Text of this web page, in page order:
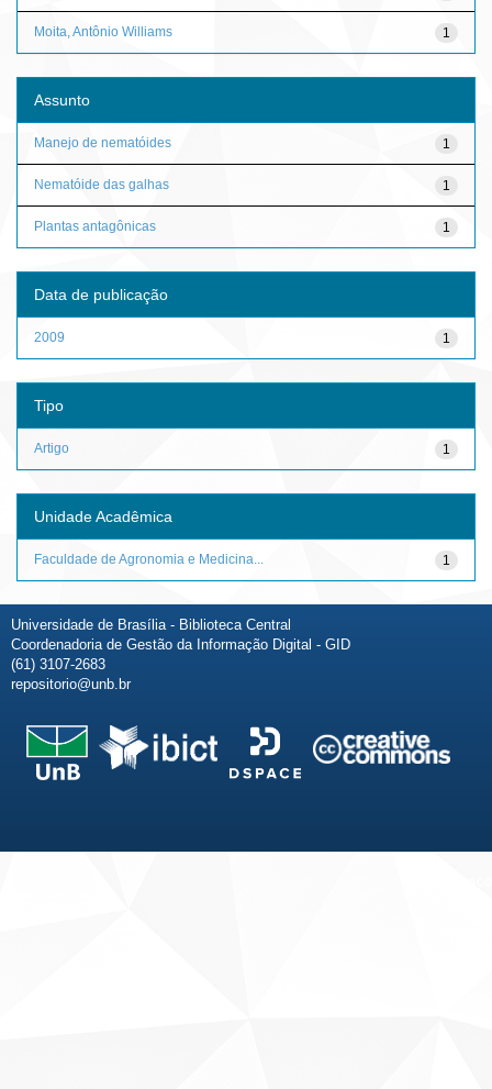
1
Moita, Antônio Williams
Assunto
1
Manejo de nematóides
1
Nematóide das galhas
1
Plantas antagônicas
Data de publicação
1
2009
Tipo
1
Artigo
Unidade Acadêmica
1
Faculdade de Agronomia e Medicina...
Universidade de Brasília - Biblioteca Central
Coordenadoria de Gestão da Informação Digital - GID
(61) 3107-2683
repositorio@unb.br